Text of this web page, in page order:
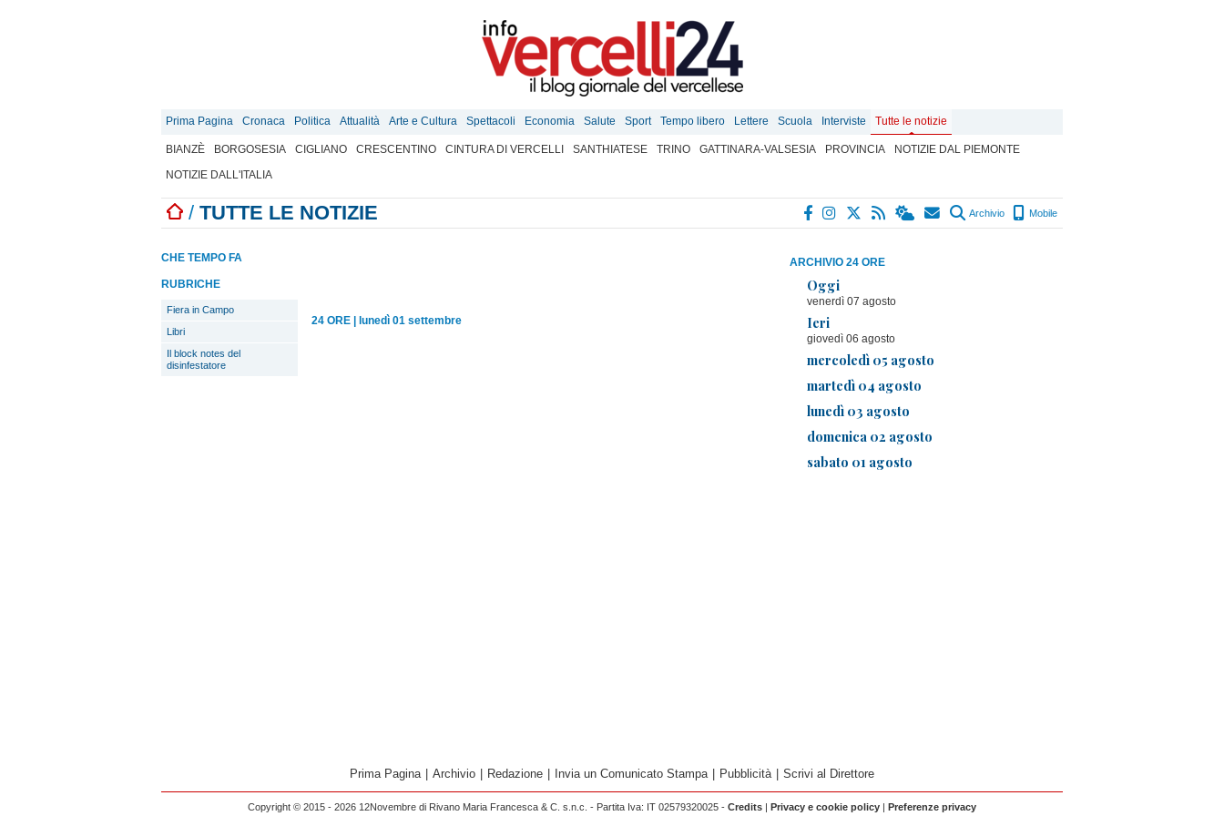
Prima Pagina Cronaca Politica Attualità Arte e Cultura Spettacoli Economia Salute Sport Tempo libero Lettere Scuola Interviste Tutte le notizie
BIANZÈ BORGOSESIA CIGLIANO CRESCENTINO CINTURA DI VERCELLI SANTHIATESE TRINO GATTINARA-VALSESIA PROVINCIA
NOTIZIE DAL PIEMONTE
NOTIZIE DALL'ITALIA
/ TUTTE LE NOTIZIE Archivio Mobile
ARCHIVIO 24 ORE
Oggi
venerdì 07 agosto
Ieri
giovedì 06 agosto
mercoledì 05 agosto
martedì 04 agosto
lunedì 03 agosto
domenica 02 agosto
sabato 01 agosto
CHE TEMPO FA
RUBRICHE
Fiera in Campo
Libri
Il block notes del
disinfestatore
24 ORE lunedì 01 settembre
Prima Pagina Archivio Redazione Invia un Comunicato Stampa Pubblicità Scrivi al Direttore
Copyright © 2015 - 2026 12Novembre di Rivano Maria Francesca & C. s.n.c. - Partita Iva: IT 02579320025 - Credits | Privacy e cookie policy | Preferenze privacy